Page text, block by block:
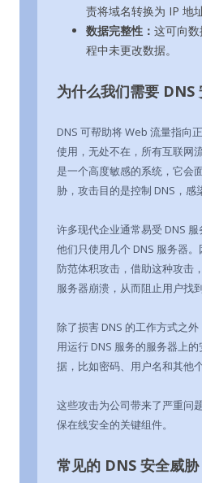
责将域名转换为 IP 地
数据完整性： 这可向
程中未更改数据。
为什么我们需要 DNS
DNS 可帮助将 Web 流量指向
使用，无处不在，所有互联网
是一个高度敏感的系统，它会
胁，攻击目的是控制 DNS，感
许多现代企业通常易受 DNS
他们只使用几个 DNS 服务器
防范体积攻击，借助这种攻击
服务器崩溃，从而阻止用户找到
除了损害 DNS 的工作方式之
用运行 DNS 服务的服务器上
据，比如密码、用户名和其他个
这些攻击为公司带来了严重问
保在线安全的关键组件。
常见的 DNS 安全威胁